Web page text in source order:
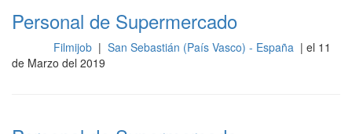
Personal de Supermercado
Filmijob | San Sebastián (País Vasco) - España | el 11
de Marzo del 2019